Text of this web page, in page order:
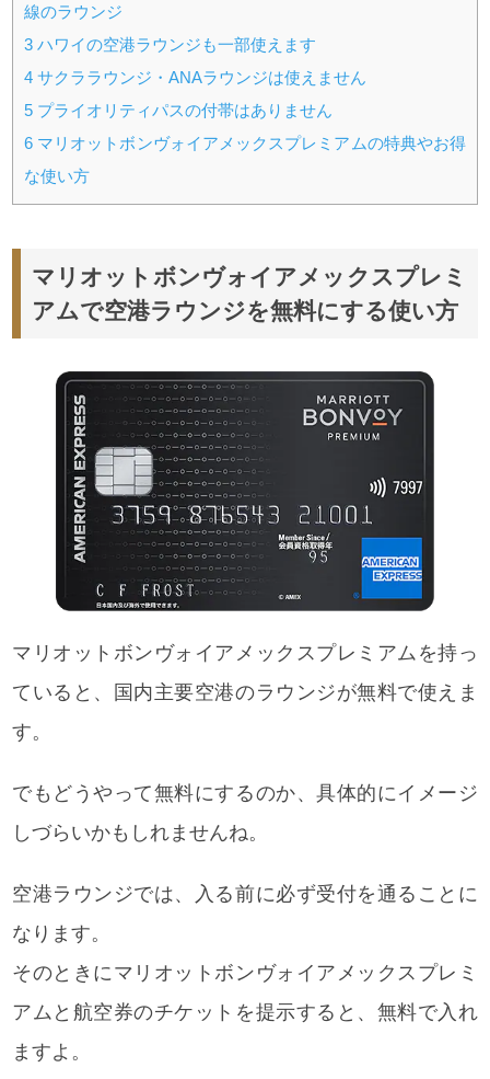
線のラウンジ
3 ハワイの空港ラウンジも一部使えます
4 サクララウンジ・ANAラウンジは使えません
5 プライオリティパスの付帯はありません
6 マリオットボンヴォイアメックスプレミアムの特典やお得
な使い方
マリオットボンヴォイアメックスプレミ
アムで空港ラウンジを無料にする使い方
マリオットボンヴォイアメックスプレミアムを持っ
ていると、国内主要空港のラウンジが無料で使えま
す。
でもどうやって無料にするのか、具体的にイメージ
しづらいかもしれませんね。
空港ラウンジでは、入る前に必ず受付を通ることに
なります。
そのときに マリオットボンヴォイアメックスプレミ
アムと航空券のチケットを提示すると、無料で入れ
ますよ。